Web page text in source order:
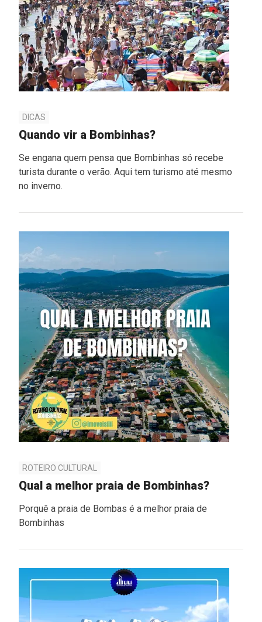
DICAS
Quando vir a Bombinhas?
Se engana quem pensa que Bombinhas só recebe
turista durante o verão. Aqui tem turismo até mesmo
no inverno.
ROTEIRO CULTURAL
Qual a melhor praia de Bombinhas?
Porquê a praia de Bombas é a melhor praia de
Bombinhas